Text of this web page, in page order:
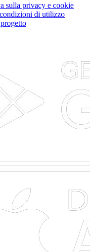
sulla privacy e cookie
di utilizzo